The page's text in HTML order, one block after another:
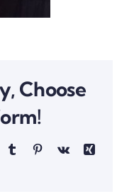
Choose
TumblrPinterestVk
Xing